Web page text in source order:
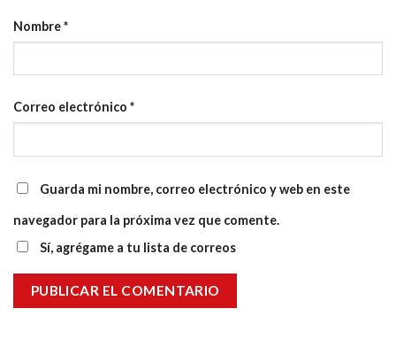
Nombre*
Correo electrónico *
Guarda mi nombre, correo electrónico y web en este
navegador para la próxima vez que comente.
Sí, agrégame a tu lista de correos